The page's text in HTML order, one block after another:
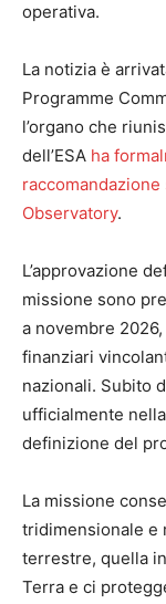
operativa.
La notizia è
Programme
l’organo che
dell’ESA ha
Observatory.
L’approvazione
missione sono
a novembre
finanziari
nazionali. Subito
ufficialmente
definizione del
La missione
tridimensionale e
terrestre, quella
Terra e ci